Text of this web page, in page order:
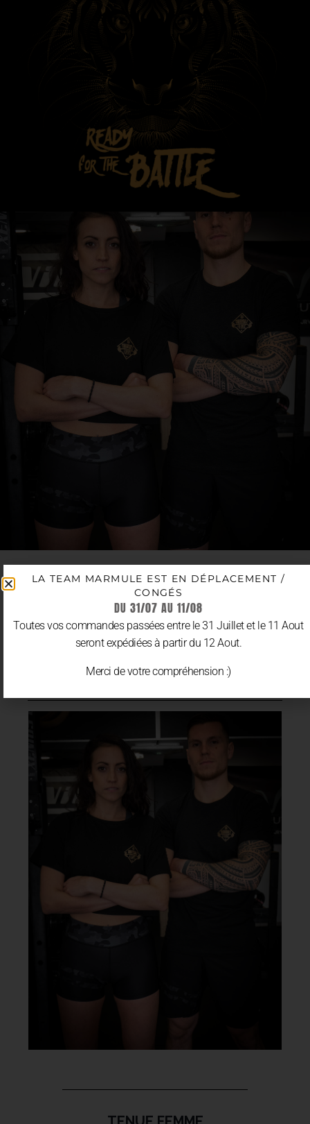
COMPOSE TON
LOOK
LA TEAM MARMULE EST EN DÉPLACEMENT /
CONGÉS
DU 31/07 AU 11/08
Toutes vos commandes passées entre le 31 Juillet et le 11 Aout
seront expédiées à partir du 12 Aout.
Merci de votre compréhension :)